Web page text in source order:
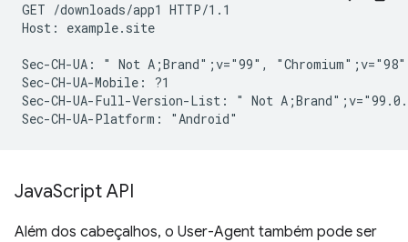
GET /downloads/app1 HTTP/1.1
Host: example.site
Sec-CH-UA: " Not A;Brand";v="99",
Sec-CH-UA-Mobile: ?1
Sec-CH-UA-Full-Version-List: " Not
JavaScript API
Além dos cabeçalhos, o User-Agent também pode ser